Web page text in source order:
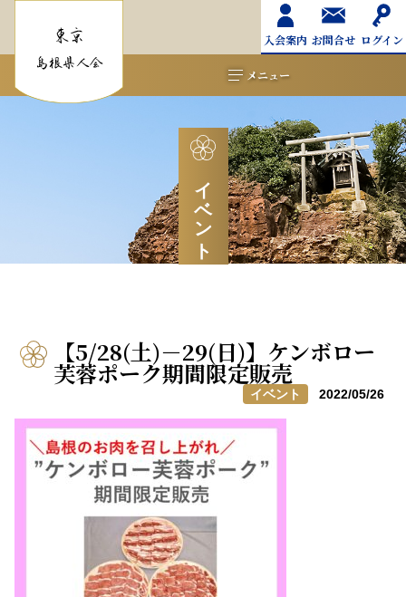
入会案内 お問合せ ログイン
メニュー
イベント
【5/28(土)－29(日)】ケンボロー
芙蓉ポーク期間限定販売
イベント 2022/05/26